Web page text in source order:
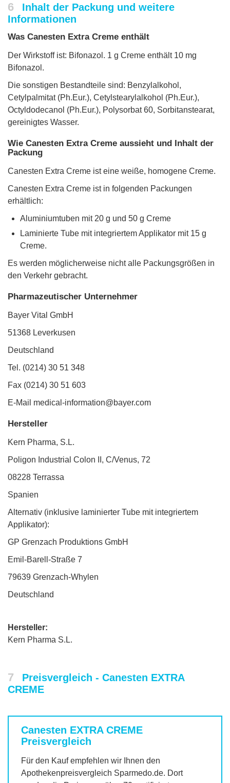
6
Inhalt der Packung und weitere
Informationen
Was Canesten Extra Creme enthält
Der Wirkstoff ist: Bifonazol. 1 g Creme enthält 10 mg
Bifonazol.
Die sonstigen Bestandteile sind: Benzylalkohol,
Cetylpalmitat (Ph.Eur.), Cetylstearylalkohol (Ph.Eur.),
Octyldodecanol (Ph.Eur.), Polysorbat 60, Sorbitanstearat,
gereinigtes Wasser.
Wie Canesten Extra Creme aussieht und Inhalt der
Packung
Canesten Extra Creme ist eine weiße, homogene Creme.
Canesten Extra Creme ist in folgenden Packungen
erhältlich:
Aluminiumtuben mit 20 g und 50 g Creme
Laminierte Tube mit integriertem Applikator mit 15 g
Creme.
Es werden möglicherweise nicht alle Packungsgrößen in
den Verkehr gebracht.
Pharmazeutischer Unternehmer
Bayer Vital GmbH
51368 Leverkusen
Deutschland
Tel. (0214) 30 51 348
Fax (0214) 30 51 603
E-Mail medical-information@bayer.com
Hersteller
Kern Pharma, S.L.
Poligon Industrial Colon II, C/Venus, 72
08228 Terrassa
Spanien
Alternativ (inklusive laminierter Tube mit integriertem
Applikator):
GP Grenzach Produktions GmbH
Emil-Barell-Straße 7
79639 Grenzach-Whylen
Deutschland
Hersteller:
Kern Pharma S.L.
7
Preisvergleich - Canesten EXTRA
CREME
Canesten EXTRA CREME
Preisvergleich
Für den Kauf empfehlen wir Ihnen den
Apothekenpreisvergleich Sparmedo.de. Dort